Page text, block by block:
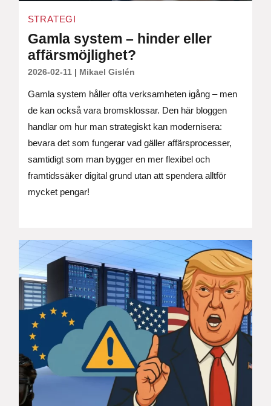
STRATEGI
Gamla system – hinder eller
affärsmöjlighet?
2026-02-11| Mikael Gislén
Gamla system håller ofta verksamheten igång – men
de kan också vara bromsklossar. Den här bloggen
handlar om hur man strategiskt kan modernisera:
bevara det som fungerar vad gäller affärsprocesser,
samtidigt som man bygger en mer flexibel och
framtidssäker digital grund utan att spendera alltför
mycket pengar!